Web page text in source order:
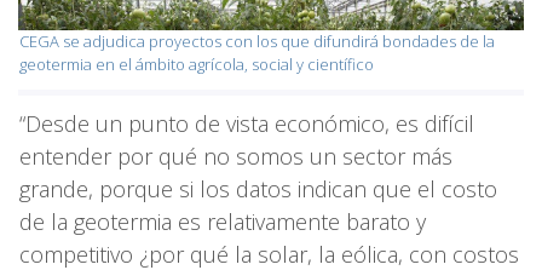
CEGA se adjudica proyectos con los que difundirá bondades de la
geotermia en el ámbito agrícola, social y científico
“Desde un punto de vista económico, es difícil
entender por qué no somos un sector más
grande, porque si los datos indican que el costo
de la geotermia es relativamente barato y
competitivo ¿por qué la solar, la eólica, con costos